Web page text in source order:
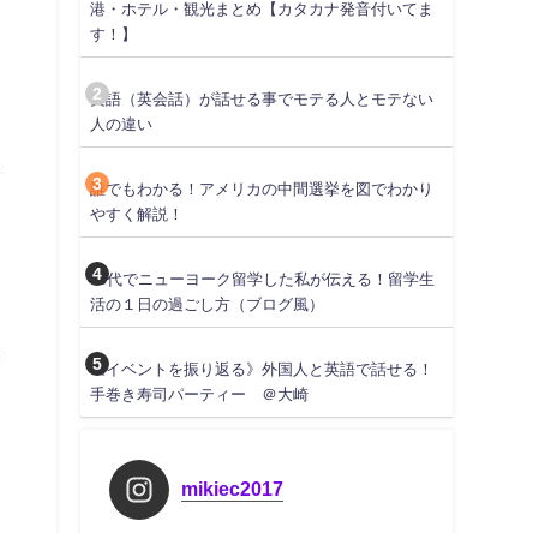
港・ホテル・観光まとめ【カタカナ発音付いてま
す！】
英語（英会話）が話せる事でモテる人とモテない
人の違い
誰でもわかる！アメリカの中間選挙を図でわかり
やすく解説！
30代でニューヨーク留学した私が伝える！留学生
活の１日の過ごし方（ブログ風）
《イベントを振り返る》外国人と英語で話せる！
手巻き寿司パーティー ＠大崎
mikiec2017